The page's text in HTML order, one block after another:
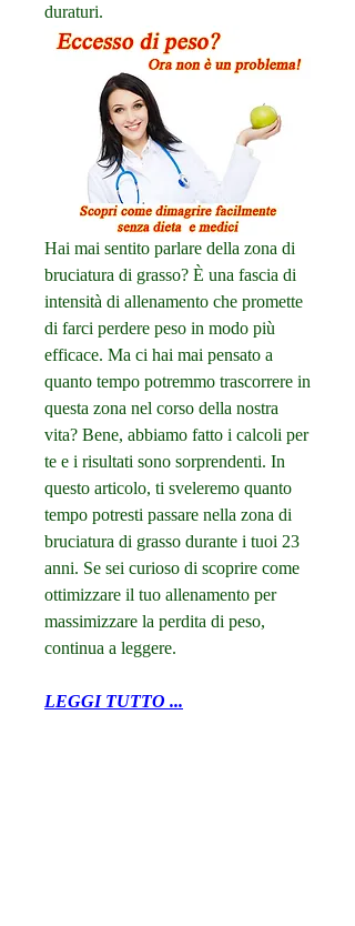
duraturi.
Hai mai sentito parlare della zona di
bruciatura di grasso? È una fascia di
intensità di allenamento che promette
di farci perdere peso in modo più
efficace. Ma ci hai mai pensato a
quanto tempo potremmo trascorrere in
questa zona nel corso della nostra
vita? Bene, abbiamo fatto i calcoli per
te e i risultati sono sorprendenti. In
questo articolo, ti sveleremo quanto
tempo potresti passare nella zona di
bruciatura di grasso durante i tuoi 23
anni. Se sei curioso di scoprire come
ottimizzare il tuo allenamento per
massimizzare la perdita di peso,
continua a leggere.
LEGGI TUTTO ...